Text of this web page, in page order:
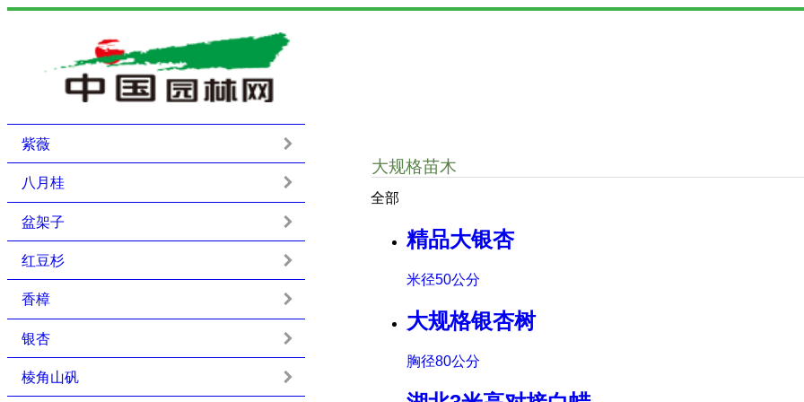
大规格苗木
全部
精品大银杏
米径50公分
大规格银杏树
胸径80公分
紫薇
八月桂
盆架子
红豆杉
香樟
银杏
棱角山矾